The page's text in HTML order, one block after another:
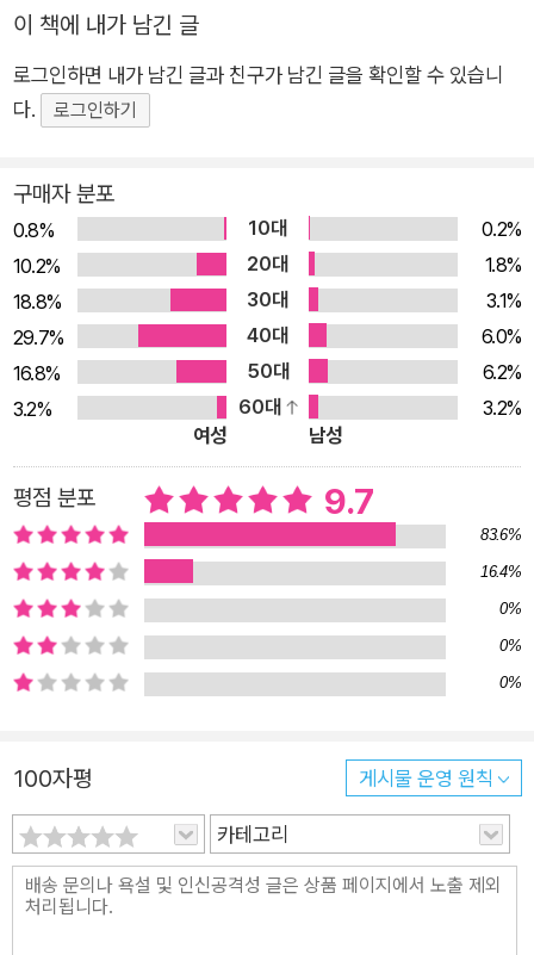
러 스토리를 구상해봤는데, 어떤 구상을 하든 결국 단편 「빛의 호
북’에서)게 되었다고. '사람을 살게 하는 작은 호의 혹은 증여'에
대해 말하는 「빛의 호위」의 메시지가 작가로 하여금 긴 이야기를
해진 여러 인물들의 사연을 오가며 시공간을 넘어 '작은 빛'으로
연결되는 사람들의 삶을 그린다. 더 넓어진 공간과 시간 속에서
다양한 사람들의 삶을 한 명 한 명 간절하게 담아낸 『빛과 멜로
디』를 읽는 동안 우리는 소설 속 인물이 체온을 가진 사람으로, 무
심코 지나친 ‘전쟁’이라는 단어가 구체성을 지닌 절박한 단어로
다가오며 어느 때보다 마음이 뜨거워지는 경험을 하게 될 것이다.
보답을 바라지 않는 작은 호의를 타고 시간과 공간을 넘어 기적처
럼 울려퍼지는 삶의 멜로디 『빛과 멜로디』는 어린 시절의 소중한
추억을 나눠 가진 권은과 승준이 각각 다큐멘터리 사진가와 기자
가 되어 재회한 후 그 만남으로부터 다시 7년이 지난 현재를 비추
며 시작된다. 그 7년의 시간은 두 사람 모두에게 큰 변화를 가져
왔다. 권은은 내전중인 시리아로 촬영을 갔다가 왼쪽 다리의 절반
을 잃는 부상을 입고 삶의 의욕을 잃는다. 더이상 분쟁 지역을 찾
을 수 없게 된 권은은 사진 작업 의뢰를 모두 거절하고 간헐적으
로 발생하는 저작권료로 근근이 생활하며 어린 시절 작고 어두운
나 앤더슨이다. 애나는 권은이 가장 좋아하고 또 닮고 싶어한 사
진가 게리 앤더슨의 여동생으로, 권은이 게리의 죽음을 애도하며
작성한 기고문을 계기로 처음 연락을 주고받게 되었다. 영국에 사
는 애나는 권은에게 자신의 아버지인 콜린 앤더슨의 생애를 한 편
의 짧은 영상으로 제작해달라고 부탁하며 권은을 집으로 초대한
이 책에 내가 남긴 글
로그인하면 내가 남긴 글과 친구가 남긴 글을 확인할 수 있습니
다.
로그인하기
구매자 분포
0.8% 10대
0.2%
10.2%
20대
1.8%
18.8%
30대
3.1%
29.7%
40대
6.0%
16.8%
50대
6.2%
3.2%
60대
3.2%
여성
남성
평점 분포 9.7
83.6%
16.4%
0%
0%
0%
100자평 게시물 운영 원칙
카테고리